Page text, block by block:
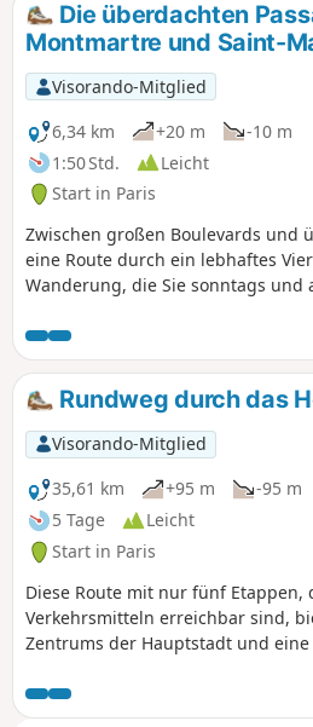
Die überdachten
Montmartre und Saint-
Visorando-Mitglied
6,34 km
+20 m
-10 m
1:50 Std.
Leicht
Start in Paris
Zwischen großen Boulevards und
eine Route durch ein lebhaftes
Wanderung, die Sie sonntags und
Rundweg durch das
Visorando-Mitglied
35,61 km
+95 m
-95 m
5 Tage
Leicht
Start in Paris
Diese Route mit nur fünf
Verkehrsmitteln erreichbar sind,
Zentrums der Hauptstadt und